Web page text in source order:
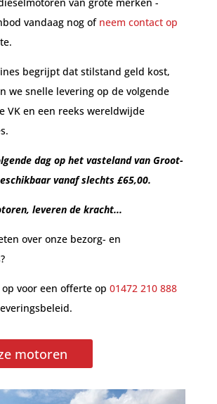
van grote merken -
vandaag nog of neem contact op
begrijpt dat stilstand geld kost,
we snelle levering op de volgende
VK en een reeks wereldwijde
dag op het vasteland van Groot-
vanaf slechts £65,00.
leveren de kracht...
over onze bezorg- en
voor een offerte op 01472 210 888
motoren